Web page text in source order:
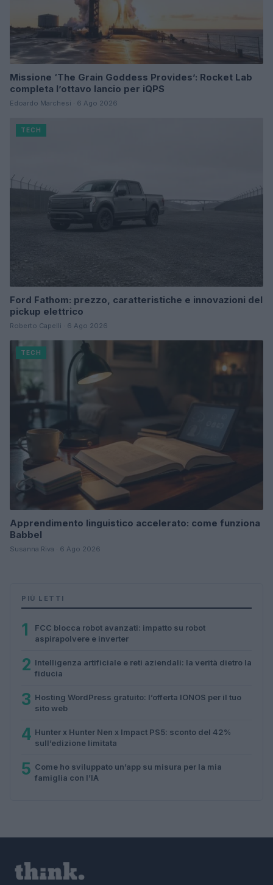
Missione ‘The Grain Goddess Provides’: Rocket Lab
completa l’ottavo lancio per iQPS
Edoardo Marchesi · 6 Ago 2026
TECH
Ford Fathom: prezzo, caratteristiche e innovazioni del
pickup elettrico
Roberto Capelli · 6 Ago 2026
TECH
Apprendimento linguistico accelerato: come funziona
Babbel
Susanna Riva · 6 Ago 2026
PIÙ LETTI
1
FCC blocca robot avanzati: impatto su robot
aspirapolvere e inverter
2 Intelligenza artificiale e reti aziendali: la verità dietro la
fiducia
3 Hosting WordPress gratuito: l’offerta IONOS per il tuo
sito web
4 Hunter x Hunter Nen x Impact PS5: sconto del 42%
sull’edizione limitata
5 Come ho sviluppato un’app su misura per la mia
famiglia con l’IA